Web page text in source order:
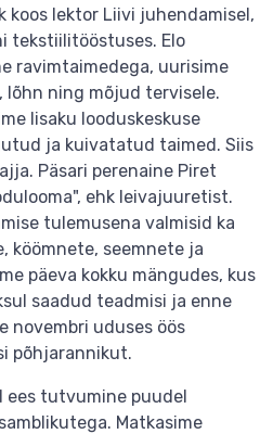
koos lektor Liivi juhendamisel,
tekstiilitööstuses. Elo
ravimtaimedega, uurisime
lõhn ning mõjud tervisele.
Iisaku looduskeskuse
ja kuivatatud taimed. Siis
Päsari perenaine Piret
ehk leivajuuretist.
tulemusena valmisid ka
köömnete, seemnete ja
päeva kokku mängudes, kus
saadud teadmisi ja enne
novembri uduses öös
põhjarannikut.
ees tutvumine puudel
Matkasime